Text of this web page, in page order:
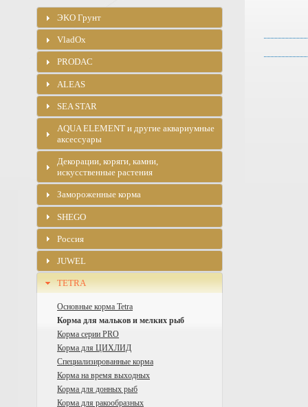
ЭKO Грунт
VladOx
PRODAC
ALEAS
SEA STAR
AQUA ELEMENT и другие аквариумные
аксессуары
Декорации, коряги, камни,
искусственные растения
Замороженные корма
SHEGO
Россия
JUWEL
TETRA
Основные корма Tetra
Корма для мальков и мелких рыб
Корма серии PRO
Корма для ЦИХЛИД
Специализированные корма
Корма на время выходных
Корма для донных рыб
Корма для ракообразных